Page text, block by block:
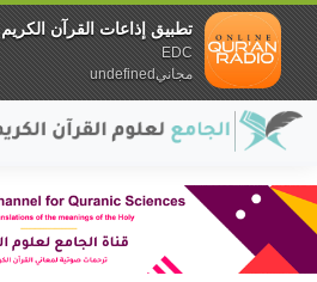
تطبيق إذاعات القرآن الكريم
EDC
مجانيundefined